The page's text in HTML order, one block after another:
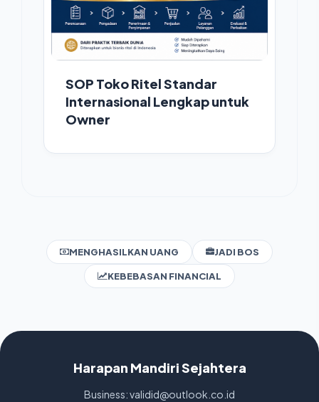
SOP Toko Ritel Standar
Internasional Lengkap untuk
Owner
MENGHASILKAN UANG JADI BOS
KEBEBASAN FINANCIAL
Harapan Mandiri Sejahtera
Business: validid@outlook.co.id